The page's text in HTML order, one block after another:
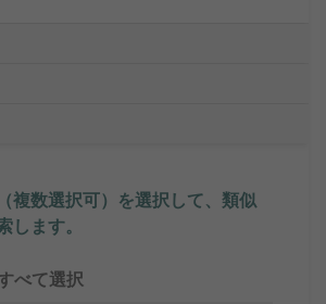
複数選択可）を選択して、類似
します。
べて選択